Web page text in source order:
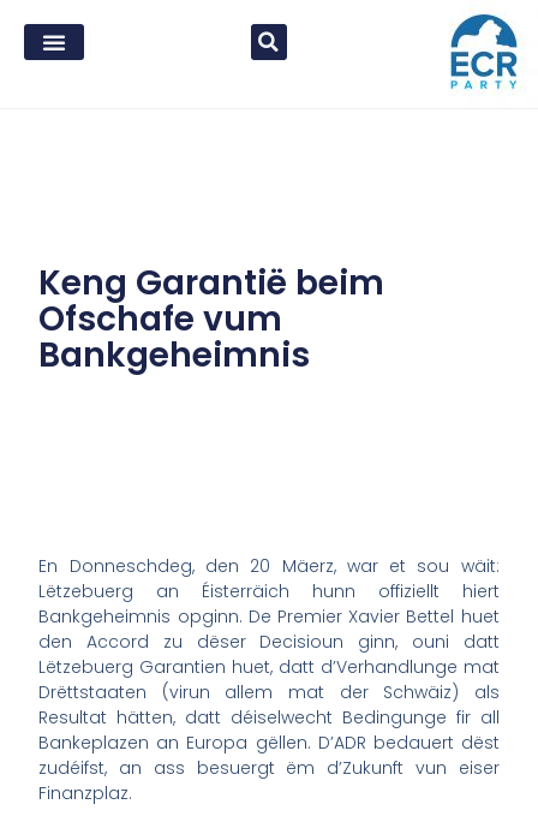
Keng Garantië beim
Ofschafe vum
Bankgeheimnis
En Donneschdeg, den 20 Mäerz, war et sou wäit:
Lëtzebuerg an Éisterräich hunn offiziellt hiert
Bankgeheimnis opginn. De Premier Xavier Bettel huet
den Accord zu dëser Decisioun ginn, ouni datt
Lëtzebuerg Garantien huet, datt d’Verhandlunge mat
Drëttstaaten (virun allem mat der Schwäiz) als
Resultat hätten, datt déiselwecht Bedingunge fir all
Bankeplazen an Europa gëllen. D’ADR bedauert dëst
zudéifst, an ass besuergt ëm d’Zukunft vun eiser
Finanzplaz.